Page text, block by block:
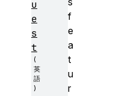
f
e
a
t
u
r
u
e
s
t